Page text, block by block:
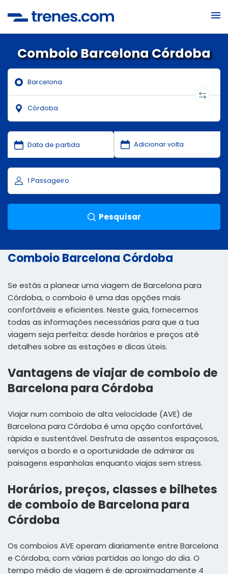
Comboio Barcelona Córdoba
Pesquisar
Comboio Barcelona Córdoba
Se estás a planear uma viagem de Barcelona para
Córdoba, o comboio é uma das opções mais
confortáveis e eficientes. Neste guia, fornecemos
todas as informações necessárias para que a tua
viagem seja perfeita: desde horários e preços até
detalhes sobre as estações e dicas úteis.
Vantagens de viajar de comboio de
Barcelona para Córdoba
Viajar num comboio de alta velocidade (AVE) de
Barcelona para Córdoba é uma opção confortável,
rápida e sustentável. Desfruta de assentos espaçosos,
serviços a bordo e a oportunidade de admirar as
paisagens espanholas enquanto viajas sem stress.
Horários, preços, classes e bilhetes
de comboio de Barcelona para
Córdoba
Os comboios AVE operam diariamente entre Barcelona
e Córdoba, com várias partidas ao longo do dia. O
tempo médio de viagem é de aproximadamente 4